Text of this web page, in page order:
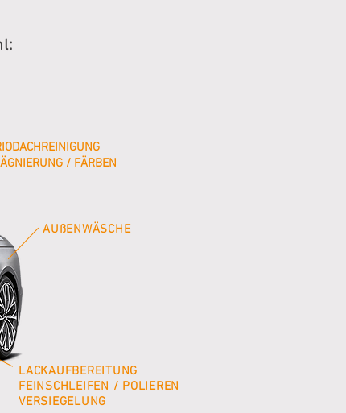
/ FÄRBEN
LACKAUFBEREITUNG
FEINSCHLEIFEN / POLIEREN
VERSIEGELUNG
AUßENWÄSCHE